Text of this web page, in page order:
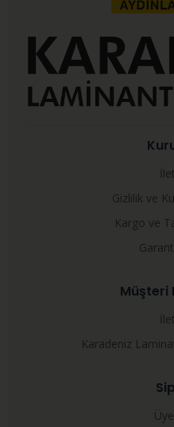
Gizlilik ve
Kargo ve
Müşteri
Karadeniz